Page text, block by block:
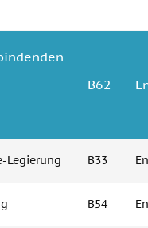
В62
Legierung В33
В54